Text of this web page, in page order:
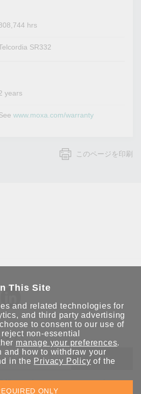
hrs
SR332
years
www.moxa.com/warranty
このページを印刷
ょう！
送信
新アップデートにサインアップしま
ーを尊重しており、メールを他の人と
This Site
and related technologies for
and third party advertising
to consent to our use of
non-essential
manage your preferences.
and how to withdraw your
in the Privacy Policy of the
ONLY